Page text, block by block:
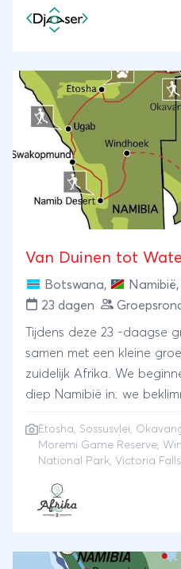
Van Duinen tot
Botswana, Namibië,
23 dagen
Tijdens deze 23 -daagse
samen met een kleine
zuidelijk Afrika. We
diep Namibië in: we
en maken safari's in
Botswana volgen we de
naar wild in Moremi
reizen we naar Zimbabwe
Hwange National Park.
Etosha, Sossusvlei,
Moremi Game Reserve,
National Park, Victoria Falls